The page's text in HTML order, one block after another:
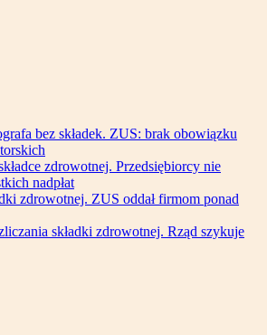
bez składek. ZUS: brak obowiązku
zdrowotnej. Przedsiębiorcy nie
nadpłat
zdrowotnej. ZUS oddał firmom ponad
składki zdrowotnej. Rząd szykuje